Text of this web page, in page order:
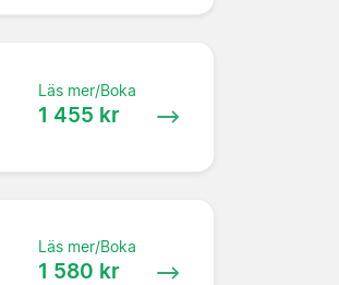
Läs mer/Boka
1 455 kr
Läs mer/Boka
1 580 kr